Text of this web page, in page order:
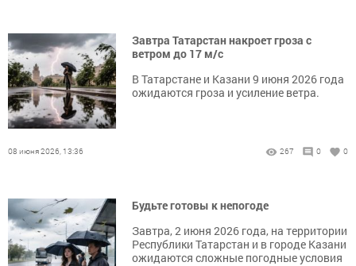
Завтра Татарстан накроет гроза с
ветром до 17 м/с
В Татарстане и Казани 9 июня 2026 года
ожидаются гроза и усиление ветра.
08 июня 2026, 13:36 267 0 0
Будьте готовы к непогоде
Завтра, 2 июня 2026 года, на территории
Республики Татарстан и в городе Казани
ожидаются сложные погодные условия